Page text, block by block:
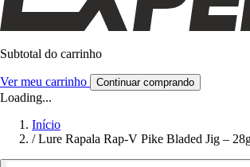
Subtotal do carrinho
Ver meu carrinho Continuar comprando
Loading...
Início
/ Lure Rapala Rap-V Pike Bladed Jig –